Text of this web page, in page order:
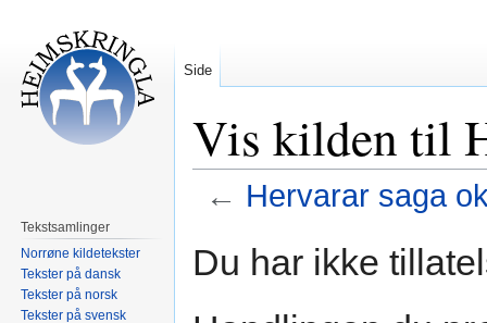
Vis kilden til
← Hervarar saga
Du har ikke
Side
Tekstsamlinger
Norrøne kildetekster
Tekster på dansk
Tekster på norsk
Tekster på svensk